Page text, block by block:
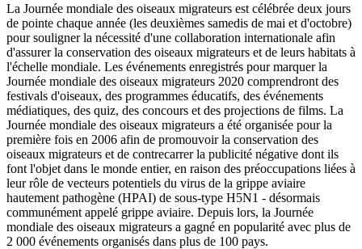
La Journée mondiale des oiseaux migrateurs est célébrée deux jours
de pointe chaque année (les deuxièmes samedis de mai et d'octobre)
pour souligner la nécessité d'une collaboration internationale afin
d'assurer la conservation des oiseaux migrateurs et de leurs habitats à
l'échelle mondiale. Les événements enregistrés pour marquer la
Journée mondiale des oiseaux migrateurs 2020 comprendront des
festivals d'oiseaux, des programmes éducatifs, des événements
médiatiques, des quiz, des concours et des projections de films. La
Journée mondiale des oiseaux migrateurs a été organisée pour la
première fois en 2006 afin de promouvoir la conservation des
oiseaux migrateurs et de contrecarrer la publicité négative dont ils
font l'objet dans le monde entier, en raison des préoccupations liées à
leur rôle de vecteurs potentiels du virus de la grippe aviaire
hautement pathogène (HPAI) de sous-type H5N1 - désormais
communément appelé grippe aviaire. Depuis lors, la Journée
mondiale des oiseaux migrateurs a gagné en popularité avec plus de
2 000 événements organisés dans plus de 100 pays.